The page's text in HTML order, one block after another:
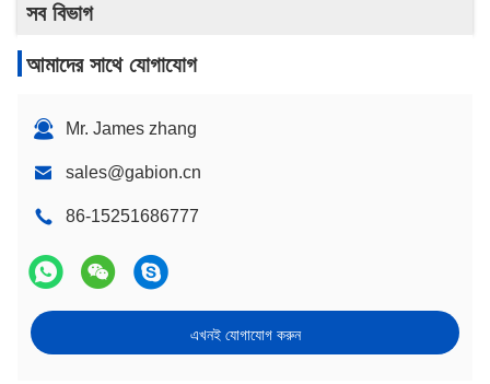
সব বিভাগ
আমাদের সাথে যোগাযোগ
Mr. James zhang
sales@gabion.cn
86-15251686777
এখনই যোগাযোগ করুন